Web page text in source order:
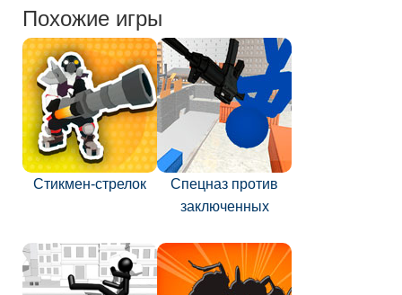
Похожие игры
Стикмен-стрелок
Спецназ против
заключенных